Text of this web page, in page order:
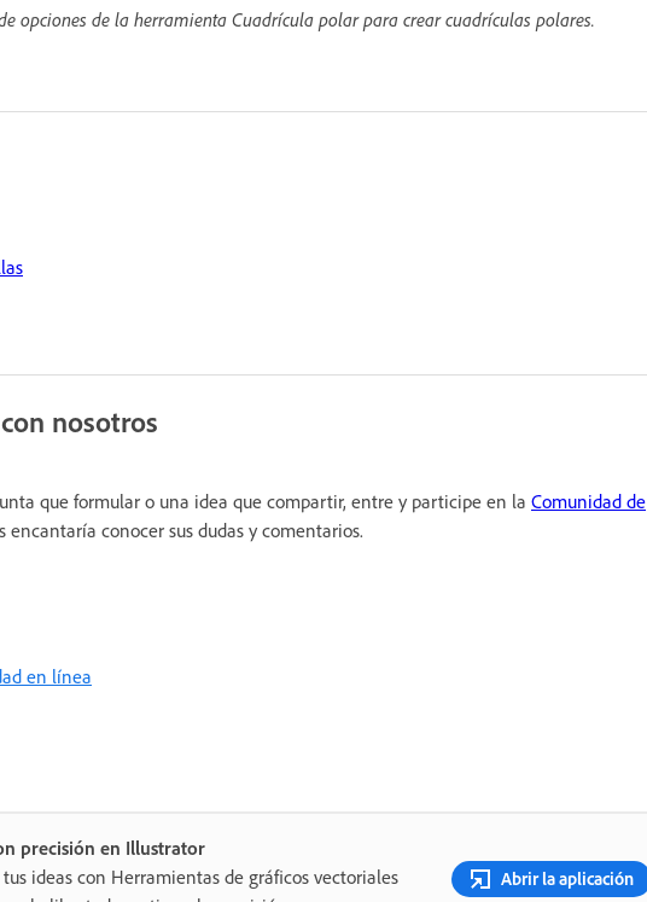
opciones de la herramienta Cuadrícula polar para crear cuadrículas polares.
nosotros
que formular o una idea que compartir, entre y participe en la Comunidad de
encantaría conocer sus dudas y comentarios.
en línea
precisión en Illustrator
ideas con Herramientas de gráficos vectoriales
Abrir la aplicación